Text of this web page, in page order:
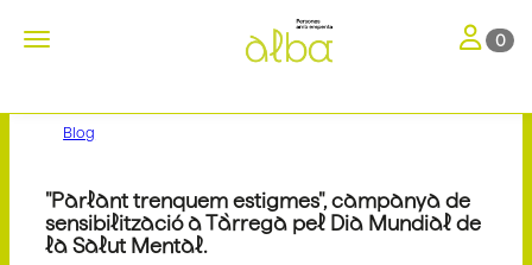
Toggle navigation Toggle
0
Blog
"Parlant trenquem estigmes", campanya de
sensibilització a Tàrrega pel Dia Mundial de
la Salut Mental.